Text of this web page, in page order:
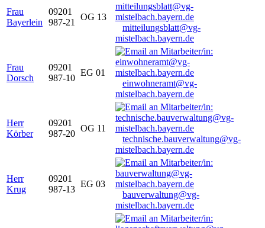
Frau
Bayerlein
09201
987-21
OG 13
mitteilungsblatt@vg-
mistelbach.bayern.de
Frau
Dorsch
09201
987-10
EG 01
einwohneramt@vg-
mistelbach.bayern.de
Herr
Körber
09201
987-20
OG 11
technische.bauverwaltung@vg-
mistelbach.bayern.de
Herr
Krug
09201
987-13
EG 03
bauverwaltung@vg-
mistelbach.bayern.de